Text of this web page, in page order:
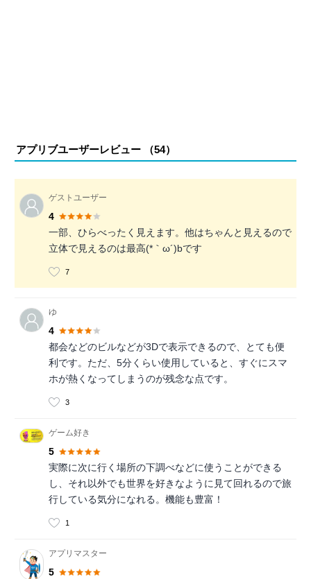
アプリブユーザーレビュー （54）
ゲストユーザー
4
一部、ひらべったく見えます。他はちゃんと見えるので
立体で見えるのは最高(*｀ω´)bです
7
ゆ
4
都会などのビルなどが3Dで表示できるので、とても便
利です。ただ、5分くらい使用していると、すぐにスマ
ホが熱くなってしまうのが残念な点です。
3
ゲーム好き
5
実際に次に行く場所の下調べなどに使うことができる
し、それ以外でも世界を好きなように見て回れるので旅
行している気分になれる。機能も豊富！
1
アプリマスター
5